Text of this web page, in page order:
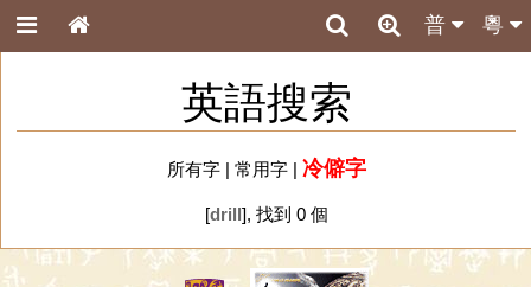
粵
普
英語搜索
所有字| 常用字| 冷僻字
[drill], 找到 0 個